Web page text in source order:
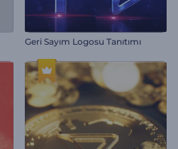
Geri Sayım Logosu Tanıtımı